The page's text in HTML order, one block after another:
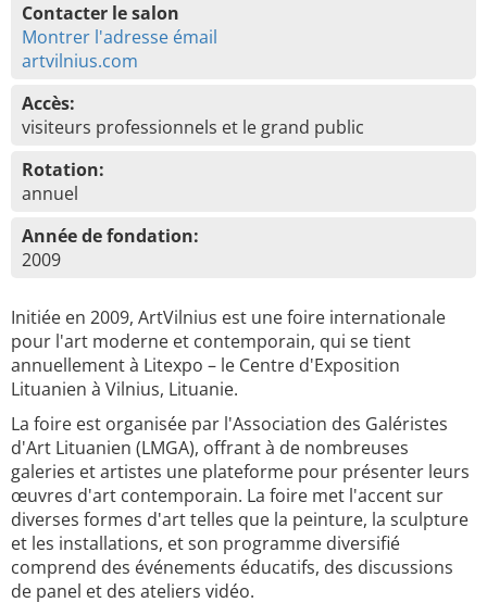
Contacter le salon
Montrer l'adresse émail
artvilnius.com
Accès:
visiteurs professionnels et le grand public
Rotation:
annuel
Année de fondation:
2009
Initiée en 2009, ArtVilnius est une foire internationale
pour l'art moderne et contemporain, qui se tient
annuellement à Litexpo – le Centre d'Exposition
Lituanien à Vilnius, Lituanie.
La foire est organisée par l'Association des Galéristes
d'Art Lituanien (LMGA), offrant à de nombreuses
galeries et artistes une plateforme pour présenter leurs
œuvres d'art contemporain. La foire met l'accent sur
diverses formes d'art telles que la peinture, la sculpture
et les installations, et son programme diversifié
comprend des événements éducatifs, des discussions
de panel et des ateliers vidéo.